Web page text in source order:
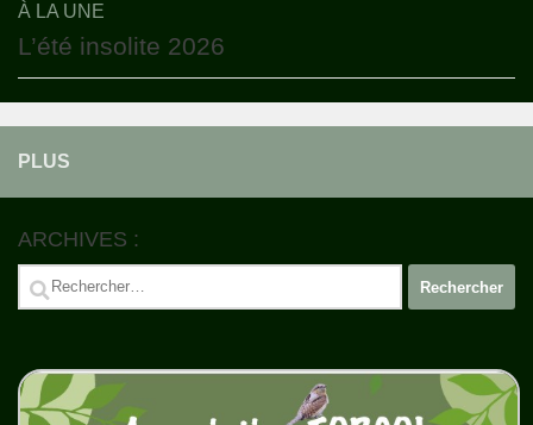
À LA UNE
L’été insolite 2026
PLUS
ARCHIVES :
Rechercher :